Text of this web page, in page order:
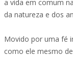
a vida em comum
da natureza e dos
Movido por uma fé
como ele mesmo